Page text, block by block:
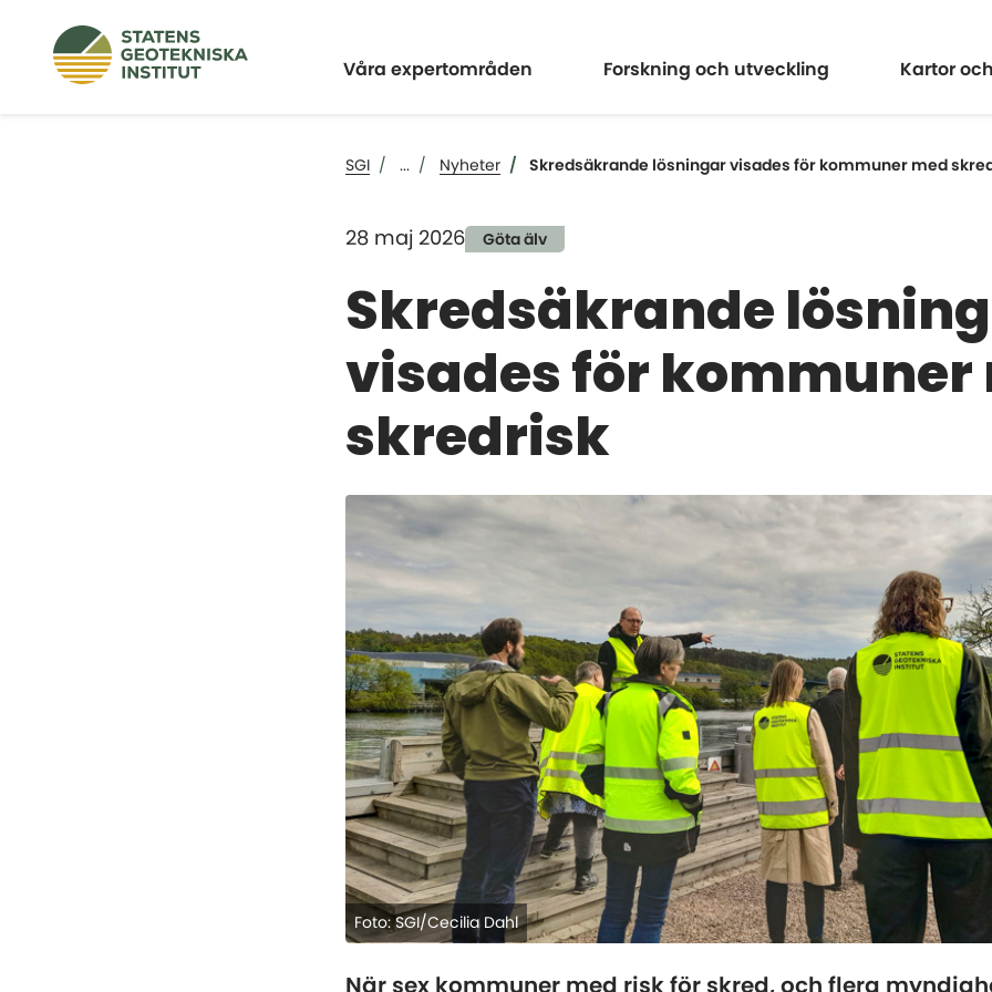
Expandera
Våra expertområden Expandera
Forskning och utveckling Kartor
SGI ... Nyheter Skredsäkrande lösningar visades för kommuner med
28 maj 2026 Göta älv
Skredsäkrande
visades för kommuner
skredrisk
Foto: SGI/Cecilia Dahl
När sex kommuner med risk för skred, och flera